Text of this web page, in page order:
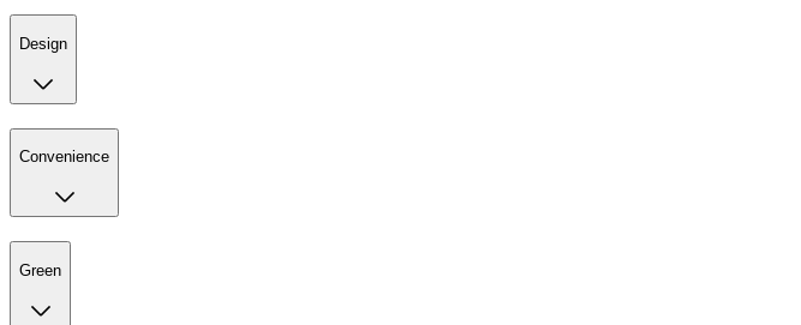
Design
Convenience
Green